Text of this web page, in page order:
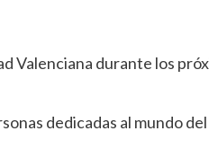
Valenciana durante los
dedicadas al mundo